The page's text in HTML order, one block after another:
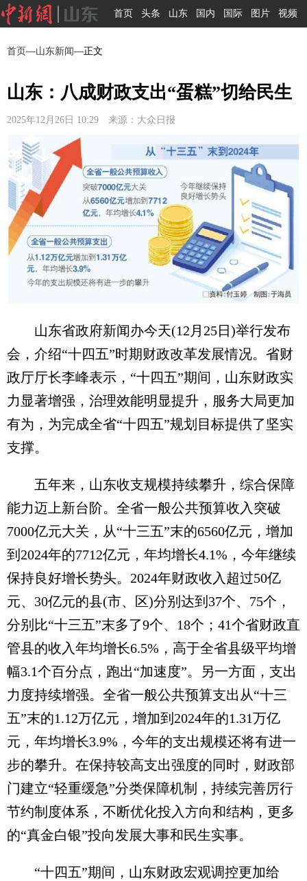
首页 头条 山东 国内 国际 图片 视频
首页—山东新闻—正文
山东：八成财政支出“蛋糕”切给民生
2025年12月26日 10:29 来源：大众日报
山东省政府新闻办今天(12月25日)举行发布
会，介绍“十四五”时期财政改革发展情况。省财
政厅厅长李峰表示，“十四五”期间，山东财政实
力显著增强，治理效能明显提升，服务大局更加
有为，为完成全省“十四五”规划目标提供了坚实
支撑。
五年来，山东收支规模持续攀升，综合保障
能力迈上新台阶。全省一般公共预算收入突破
7000亿元大关，从“十三五”末的6560亿元，增加
到2024年的7712亿元，年均增长4.1%，今年继续
保持良好增长势头。2024年财政收入超过50亿
元、30亿元的县(市、区)分别达到37个、75个，
分别比“十三五”末多了9个、18个；41个省财政直
管县的收入年均增长6.5%，高于全省县级平均增
幅3.1个百分点，跑出“加速度”。另一方面，支出
力度持续增强。全省一般公共预算支出从“十三
五”末的1.12万亿元，增加到2024年的1.31万亿
元，年均增长3.9%，今年的支出规模还将有进一
步的攀升。在保持较高支出强度的同时，财政部
门建立“轻重缓急”分类保障机制，持续完善厉行
节约制度体系，不断优化投入方向和结构，更多
的“真金白银”投向发展大事和民生实事。
“十四五”期间，山东财政宏观调控更加给